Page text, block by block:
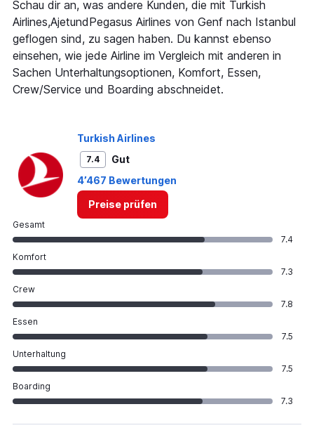
The
chart
has
1
Y
axis
displaying
1200.
Schau dir an, was andere Kunden, die mit Turkish
Airlines,AjetundPegasus Airlines von Genf nach Istanbul
geflogen sind, zu sagen haben. Du kannst ebenso
einsehen, wie jede Airline im Vergleich mit anderen in
Sachen Unterhaltungsoptionen, Komfort, Essen,
Crew/Service und Boarding abschneidet.
Turkish Airlines
7.4
Gut
4’467 Bewertungen
Preise prüfen
Gesamt
7.4
Komfort
7.3
Crew
7.8
Essen
7.5
Unterhaltung
7.5
Boarding
7.3